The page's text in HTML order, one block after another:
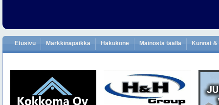
Etusivu Markkinapaikka Hakukone Mainosta täällä Kunnat